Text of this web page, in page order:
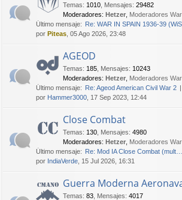
Temas: 1010 Mensajes: 29482
Moderadores: Hetzer Moderadores
Último mensaje: Re: WAR IN SPAIN 1936-39
por Piteas , 05 Ago 2026, 23:48
AGEOD
Temas: 185 Mensajes: 10243
Moderadores: Hetzer Moderadores
Último mensaje: Re: Ageod American Civil War 2
por Hammer3000 , 17 Sep 2023, 12:44
Close Combat
Temas: 130 Mensajes: 4980
Moderadores: Hetzer Moderadores
Último mensaje: Re: Mod IA Close Combat (mult…
por IndiaVerde , 15 Jul 2026, 16:31
Guerra Moderna
Temas: 83 Mensajes: 4017